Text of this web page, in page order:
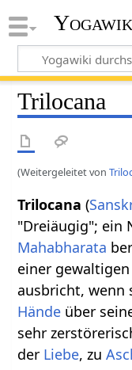
Trilocana
(Weitergeleitet von
Trilocana (
"Dreiäugig"; ein
Mahabharata
einer
ausbricht, wenn
Hände über
sehr
der Liebe, zu